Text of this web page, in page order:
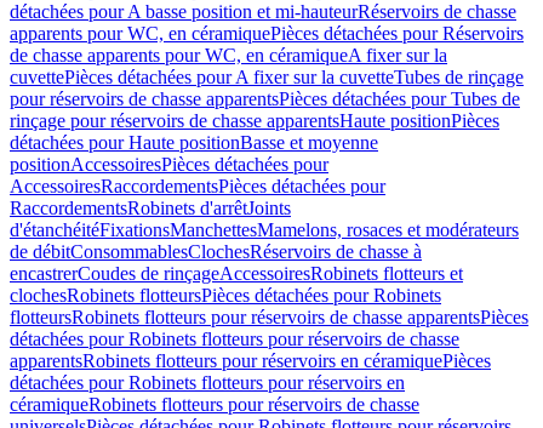
détachées pour A basse position et mi-hauteurRéservoirs de chasse
apparents pour WC, en céramiquePièces détachées pour Réservoirs
de chasse apparents pour WC, en céramiqueA fixer sur la
cuvettePièces détachées pour A fixer sur la cuvetteTubes de rinçage
pour réservoirs de chasse apparentsPièces détachées pour Tubes de
rinçage pour réservoirs de chasse apparentsHaute positionPièces
détachées pour Haute positionBasse et moyenne
positionAccessoiresPièces détachées pour
AccessoiresRaccordementsPièces détachées pour
RaccordementsRobinets d'arrêtJoints
d'étanchéitéFixationsManchettesMamelons, rosaces et modérateurs
de débitConsommablesClochesRéservoirs de chasse à
encastrerCoudes de rinçageAccessoiresRobinets flotteurs et
clochesRobinets flotteursPièces détachées pour Robinets
flotteursRobinets flotteurs pour réservoirs de chasse apparentsPièces
détachées pour Robinets flotteurs pour réservoirs de chasse
apparentsRobinets flotteurs pour réservoirs en céramiquePièces
détachées pour Robinets flotteurs pour réservoirs en
céramiqueRobinets flotteurs pour réservoirs de chasse